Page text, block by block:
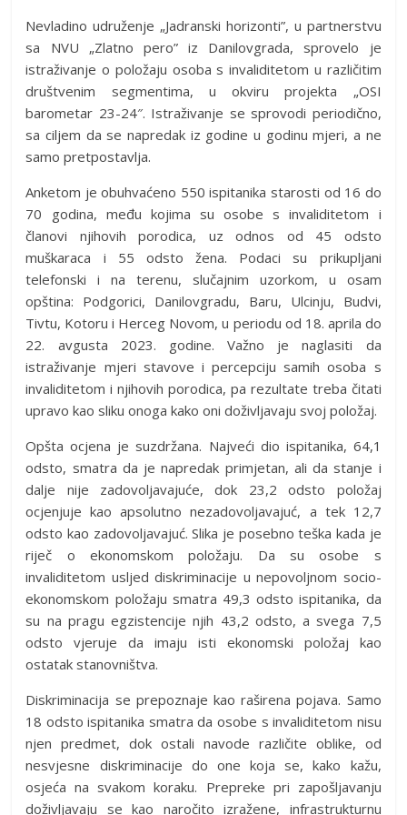
Nevladino udruženje „Jadranski horizonti”, u partnerstvu
sa NVU „Zlatno pero” iz Danilovgrada, sprovelo je
istraživanje o položaju osoba s invaliditetom u različitim
društvenim segmentima, u okviru projekta „OSI
barometar 23-24″. Istraživanje se sprovodi periodično,
sa ciljem da se napredak iz godine u godinu mjeri, a ne
samo pretpostavlja.
Anketom je obuhvaćeno 550 ispitanika starosti od 16 do
70 godina, među kojima su osobe s invaliditetom i
članovi njihovih porodica, uz odnos od 45 odsto
muškaraca i 55 odsto žena. Podaci su prikupljani
telefonski i na terenu, slučajnim uzorkom, u osam
opština: Podgorici, Danilovgradu, Baru, Ulcinju, Budvi,
Tivtu, Kotoru i Herceg Novom, u periodu od 18. aprila do
22. avgusta 2023. godine. Važno je naglasiti da
istraživanje mjeri stavove i percepciju samih osoba s
invaliditetom i njihovih porodica, pa rezultate treba čitati
upravo kao sliku onoga kako oni doživljavaju svoj položaj.
Opšta ocjena je suzdržana. Najveći dio ispitanika, 64,1
odsto, smatra da je napredak primjetan, ali da stanje i
dalje nije zadovoljavajuće, dok 23,2 odsto položaj
ocjenjuje kao apsolutno nezadovoljavajuć, a tek 12,7
odsto kao zadovoljavajuć. Slika je posebno teška kada je
riječ o ekonomskom položaju. Da su osobe s
invaliditetom usljed diskriminacije u nepovoljnom socio-
ekonomskom položaju smatra 49,3 odsto ispitanika, da
su na pragu egzistencije njih 43,2 odsto, a svega 7,5
odsto vjeruje da imaju isti ekonomski položaj kao
ostatak stanovništva.
Diskriminacija se prepoznaje kao raširena pojava. Samo
18 odsto ispitanika smatra da osobe s invaliditetom nisu
njen predmet, dok ostali navode različite oblike, od
nesvjesne diskriminacije do one koja se, kako kažu,
osjeća na svakom koraku. Prepreke pri zapošljavanju
doživljavaju se kao naročito izražene, infrastrukturnu